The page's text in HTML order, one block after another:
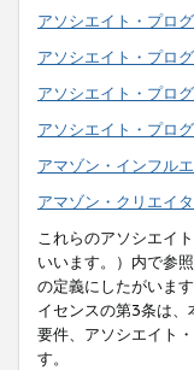
アソシエイト・プロ
アソシエイト・プロ
アソシエイト・プロ
アソシエイト・プロ
アマゾン・インフル
アマゾン・クリエイ
これらのアソシエイ
いいます。）内で参
の定義にしたがいま
イセンスの第3条は
要件、アソシエイト
す。